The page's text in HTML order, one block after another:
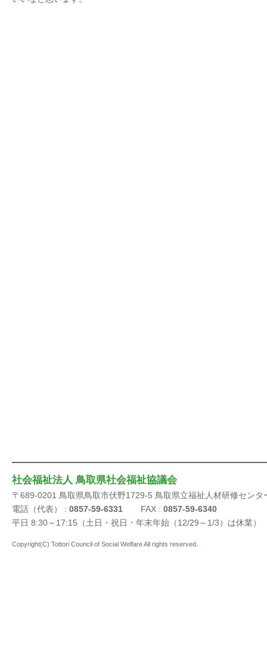
社会福祉法人 鳥取県社会福祉協議会
〒689-0201 鳥取県鳥取市伏野1729-5 鳥取県立福祉人材研修センタ
電話（代表） : 0857-59-6331 FAX : 0857-59-6340
平日 8:30～17:15（土日・祝日・年末年始（12/29～1/3）は休業）
Copyright(C) Tottori Council of Social Welfare All rights reserved.